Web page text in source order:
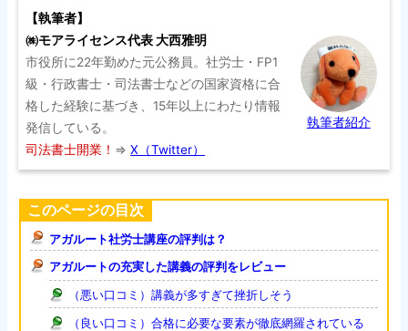
【執筆者】
㈱モアライセンス代表 大西雅明
市役所に22年勤めた元公務員。社労士・FP1
級・行政書士・司法書士などの国家資格に合
格した経験に基づき、15年以上にわたり情報
発信している。
司法書士開業！ ⇒X（Twitter）
執筆者紹介
このページの目次
アガルート社労士講座の評判は？
アガルートの充実した講義の評判をレビュー
（悪い口コミ）講義が多すぎて挫折しそう
（良い口コミ）合格に必要な要素が徹底網羅されている